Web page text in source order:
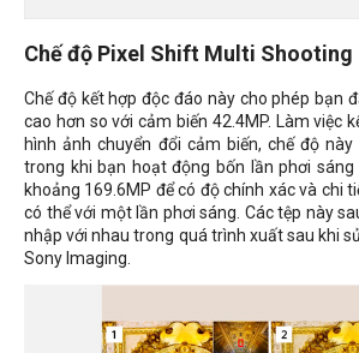
Chế độ Pixel Shift Multi Shooting
Chế độ kết hợp độc đáo này cho phép bạn
cao hơn so với cảm biến 42.4MP. Làm việc
hình ảnh chuyển đổi cảm biến, chế độ
trong khi bạn hoạt động bốn lần phơi
khoảng 169.6MP để có độ chính xác và chi
có thể với một lần phơi sáng. Các tệp này
nhập với nhau trong quá trình xuất sau khi
Sony Imaging.